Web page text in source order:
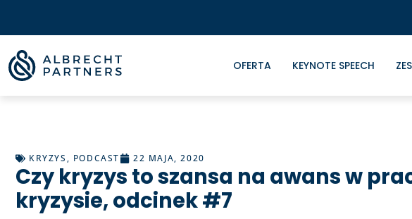
OFERTA KEYNOTE SPEECH
KRYZYS , PODCAST 22 MAJA, 2020
Czy kryzys to szansa na awans w
kryzysie, odcinek #7